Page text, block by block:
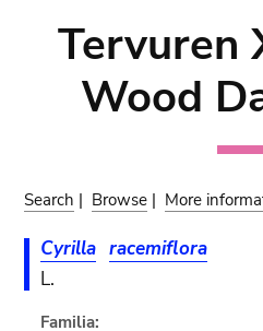
Tervuren
Wood
Search | Browse | More
Cyrilla racemiflora
L.
Familia: